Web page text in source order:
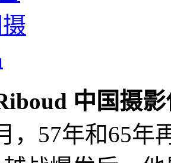
中国摄
，57年和65年